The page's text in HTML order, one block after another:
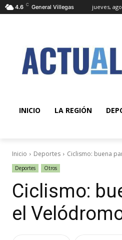
4.6 C General Villegas jueves,
INICIO LA REGIÓN
Inicio Deportes Ciclismo: buena
Deportes Otros
Ciclismo:
el